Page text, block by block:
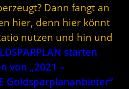
Dann fangt an
hier, denn hier könnt
nutzen und hin und
starten
von „2021 –
Goldsparplananbieter“